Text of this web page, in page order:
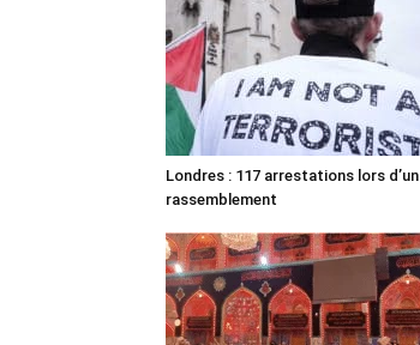
Londres : 117 arrestations lors d’un
rassemblement